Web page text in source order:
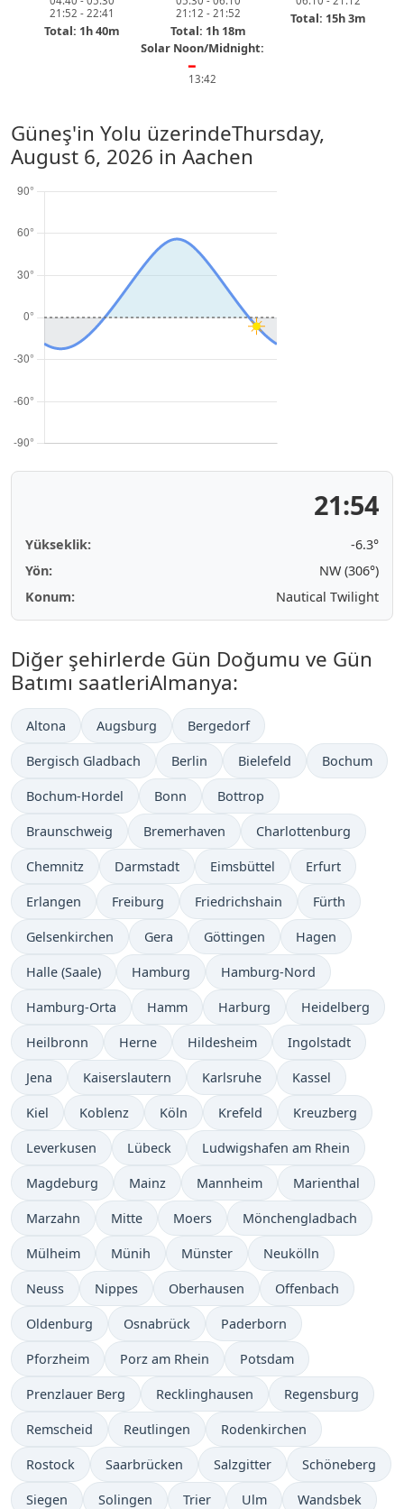
21:52 - 22:41
Total: 1h 40m
21:12 - 21:52
Total: 1h 18m
Total: 15h 3m
Solar Noon/Midnight:
━
13:42
Güneş'in Yolu üzerindeThursday,
August 6, 2026 in Aachen
21:54
Yükseklik:
-6.3°
Yön:
NW (306°)
Konum:
Nautical Twilight
Diğer şehirlerde Gün Doğumu ve Gün
Batımı saatleriAlmanya:
Altona Augsburg Bergedorf
Bergisch Gladbach Berlin Bielefeld Bochum
Bochum-Hordel Bonn Bottrop
Braunschweig Bremerhaven Charlottenburg
Chemnitz Darmstadt Eimsbüttel Erfurt
Erlangen Freiburg Friedrichshain Fürth
Gelsenkirchen Gera Göttingen Hagen
Halle (Saale) Hamburg Hamburg-Nord
Hamburg-Orta Hamm Harburg Heidelberg
Heilbronn Herne Hildesheim Ingolstadt
Jena Kaiserslautern Karlsruhe Kassel
Kiel Koblenz Köln Krefeld Kreuzberg
Leverkusen Lübeck Ludwigshafen am Rhein
Magdeburg Mainz Mannheim Marienthal
Marzahn Mitte Moers Mönchengladbach
Mülheim Münih Münster Neukölln
Neuss Nippes Oberhausen Offenbach
Oldenburg Osnabrück Paderborn
Pforzheim Porz am Rhein Potsdam
Prenzlauer Berg Recklinghausen Regensburg
Remscheid Reutlingen Rodenkirchen
Rostock Saarbrücken Salzgitter Schöneberg
Siegen Solingen Trier Ulm Wandsbek